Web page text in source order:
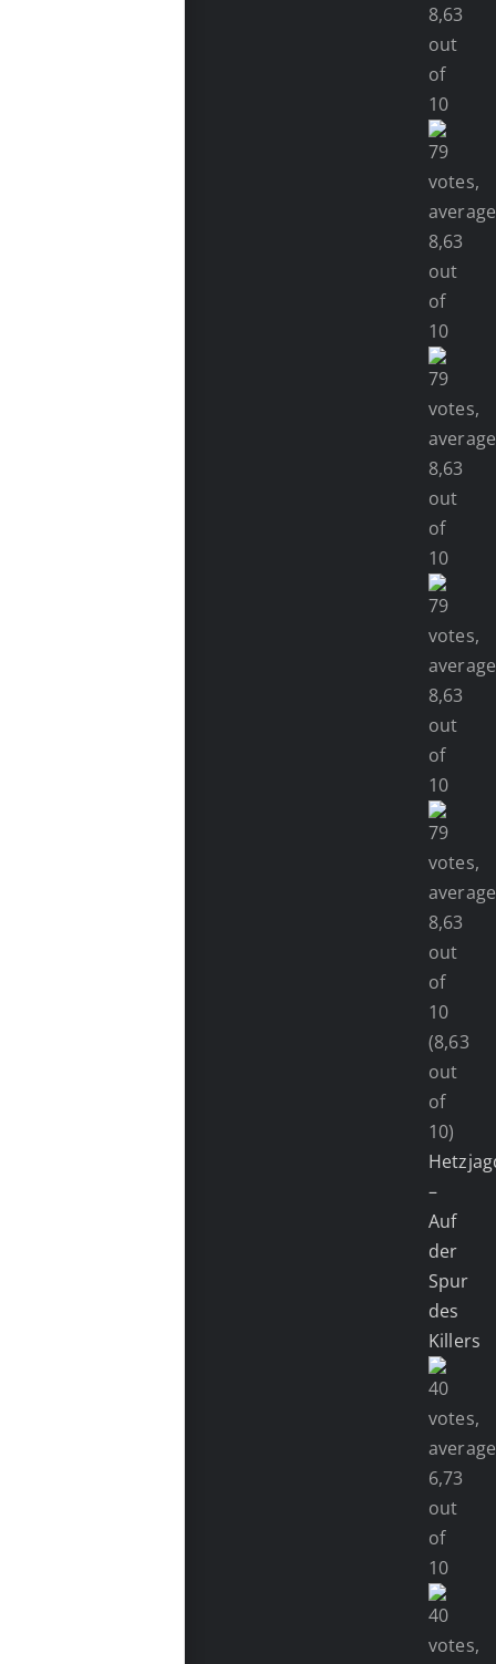
(8,63
out
of
10)
–
Auf
der
Spur
des
Killers